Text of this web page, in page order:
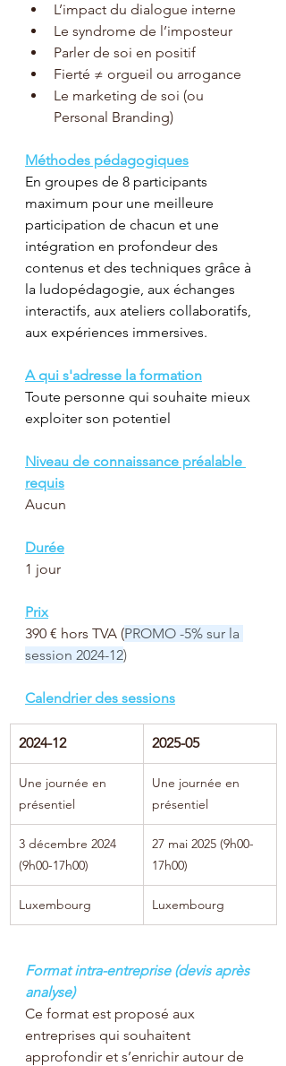
L’impact du dialogue interne
Le syndrome de l’imposteur
Parler de soi en positif
Fierté ≠ orgueil ou arrogance
Le marketing de soi (ou
Personal Branding)
Méthodes pédagogiques
En groupes de 8 participants
maximum pour une meilleure
participation de chacun et une
intégration en profondeur des
contenus et des techniques grâce à
la ludopédagogie, aux échanges
interactifs, aux ateliers collaboratifs,
aux expériences immersives.
A qui s'adresse la formation
Toute personne qui souhaite mieux
exploiter son potentiel
Niveau de connaissance préalable
requis
Aucun
Durée
1 jour
Prix
390 € hors TVA (PROMO -5% sur la
session 2024-12)
Calendrier des sessions
2024-12 2025-05
Une journée en
présentiel
Une journée en
présentiel
3 décembre 2024
(9h00-17h00)
27 mai 2025 (9h00-
17h00)
Luxembourg Luxembourg
Format intra-entreprise (devis après
analyse)
Ce format est proposé aux
entreprises qui souhaitent
approfondir et s’enrichir autour de